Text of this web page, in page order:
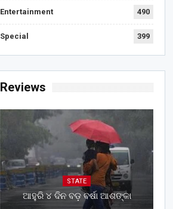
Entertainment 490
Special 399
Reviews
STATE
ଆହୁରି ୪ ଦିନ ବଡ଼ ବର୍ଷା ଆଶଙ୍କା